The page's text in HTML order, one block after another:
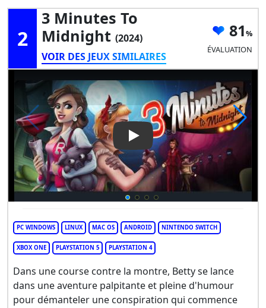
2
3 Minutes To
Midnight (2024)
VOIR DES JEUX SIMILAIRES
81
ÉVALUATION
Play Video: 3 Minutes to
PC WINDOWS LINUX MAC OS ANDROID NINTENDO SWITCH
XBOX ONE PLAYSTATION 5 PLAYSTATION 4
Dans une course contre la montre, Betty se lance
dans une aventure palpitante et pleine d'humour
pour démanteler une conspiration qui commence